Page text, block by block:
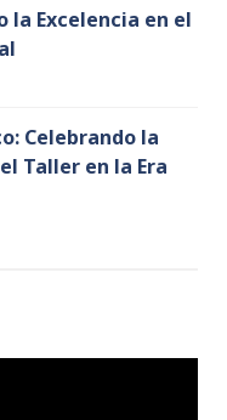
la Excelencia en el
Celebrando la
Taller en la Era